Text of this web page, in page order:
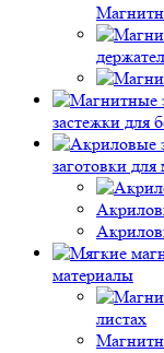
застежки для
заготовки для
материалы
листах